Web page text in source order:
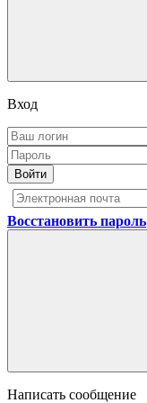
Вход
Войти
Восстановить пароль
Написать сообщение